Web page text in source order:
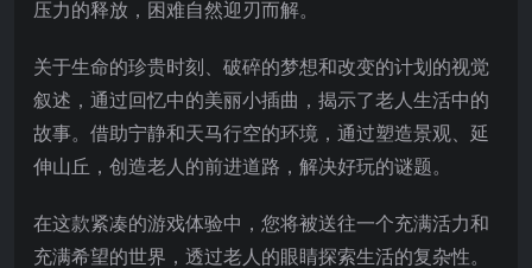
压力的释放，困难自然迎刃而解。
关于生命的珍贵时刻、破碎的梦想和改变的计划的视觉
叙述，通过回忆中的美丽小插曲，揭示了老人生活中的
故事。借助宁静和天马行空的环境，通过塑造景观、延
伸山丘，创造老人的前进道路，解决好玩的谜题。
在这款紧凑的游戏体验中，您将被送往一个充满活力和
充满希望的世界，透过老人的眼睛探索生活的复杂性。